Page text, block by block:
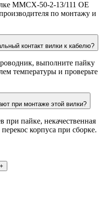
MMCX-50-2-13/111 OE
по монтажу и
контакт вилки к кабелю?
выполните пайку
температуры и проверьте
при монтаже этой вилки?
при пайке, некачественная
корпуса при сборке.
+